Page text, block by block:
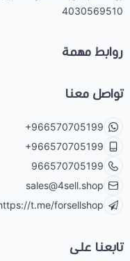
4030569510
روابط مهمة
تواصل معنا
+966570705199
+966570705199
966570705199
sales@4sell.shop
https://t.me/forsellshop
تابعنا على